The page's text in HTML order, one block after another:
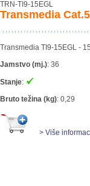
TRN-TI9-15EGL
Transmedia
Transmedia TI9-15EGL -
Jamstvo (mj.): 36
Stanje:
Bruto težina (kg): 0,29
> Više